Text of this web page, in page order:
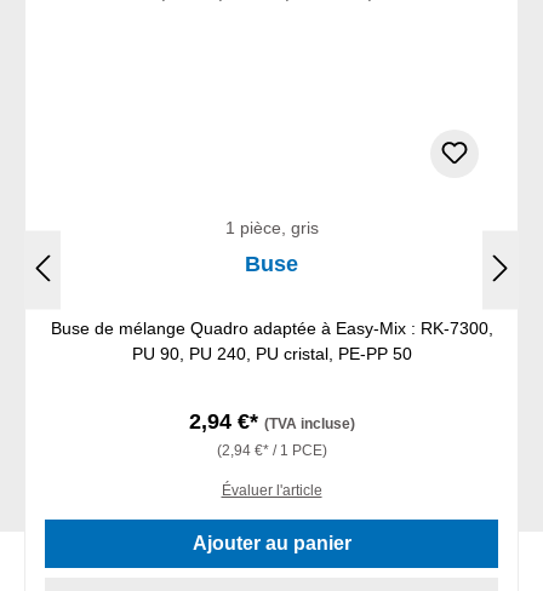
1 pièce, gris
Buse
Buse de mélange Quadro adaptée à Easy-Mix : RK-7300,
PU 90, PU 240, PU cristal, PE-PP 50
2,94 €* (TVA incluse)
(2,94 €* / 1 PCE)
Évaluer l'article
Ajouter au panier